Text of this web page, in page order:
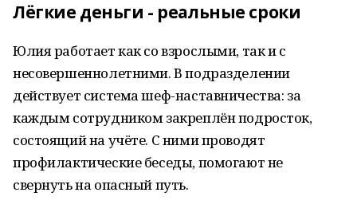
Лёгкие деньги - реальные сроки
Юлия работает как со взрослыми, так и с
несовершеннолетними. В подразделении
действует система шеф-наставничества: за
каждым сотрудником закреплён подросток,
состоящий на учёте. С ними проводят
профилактические беседы, помогают не
свернуть на опасный путь.